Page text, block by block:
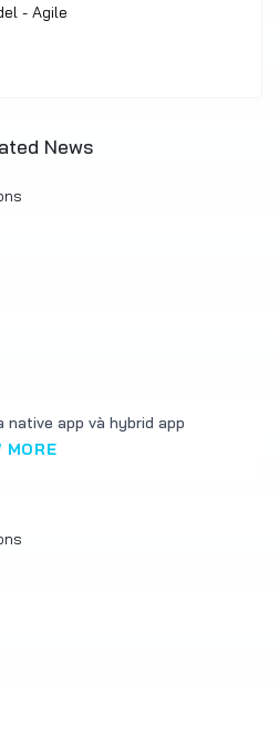
- Agile
News
app và hybrid app
MORE